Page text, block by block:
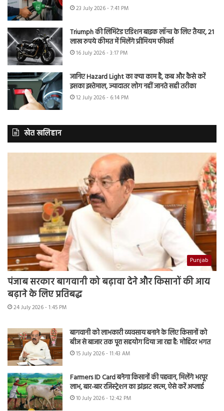
23 July 2026 - 7:41 PM
Triumph की लिमिटेड एडिशन बाइक लॉन्च के लिए तैयार, 21
लाख रुपये कीमत में मिलेंगे प्रीमियम फीचर्स
16 July 2026 - 3:17 PM
जानिए Hazard Light का क्या काम है, कब और कैसे करें
इसका इस्तेमाल, ज्यादातर लोग नहीं जानते सही तरीका
12 July 2026 - 6:14 PM
खेत खलिहान
Punjab
पंजाब सरकार बागवानी को बढ़ावा देने और किसानों की आय
बढ़ाने के लिए प्रतिबद्ध
24 July 2026 - 1:45 PM
बागवानी को लाभकारी व्यवसाय बनाने के लिए किसानों को
बीज से बाजार तक पूरा सहयोग दिया जा रहा है: मोहिंदर भगत
15 July 2026 - 11:43 AM
Farmers ID Card बनेगा किसानों की पहचान, मिलेंगे भरपूर
लाभ, बार-बार रजिस्ट्रेशन का झंझट खत्म, ऐसे करें अप्लाई
10 July 2026 - 12:42 PM